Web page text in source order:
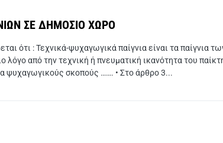
ΣΕ ΔΗΜΟΣΙΟ ΧΩΡΟ
ότι : Τεχνικά-ψυχαγωγικά παίγνια είναι τα παίγνια
από την τεχνική ή πνευματική ικανότητα του
ψυχαγωγικούς σκοπούς ……. • Στο άρθρο 3...